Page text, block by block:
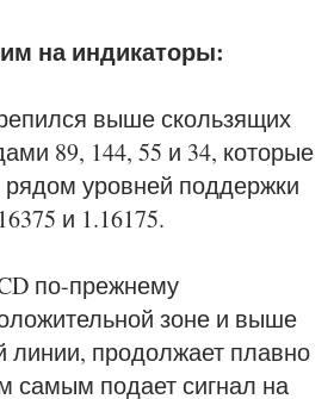
на индикаторы:
выше скользящих
89, 144, 55 и 34, которые
уровней поддержки
и 1.16175.
по-прежнему
зоне и выше
линии, продолжает плавно
самым подает сигнал на